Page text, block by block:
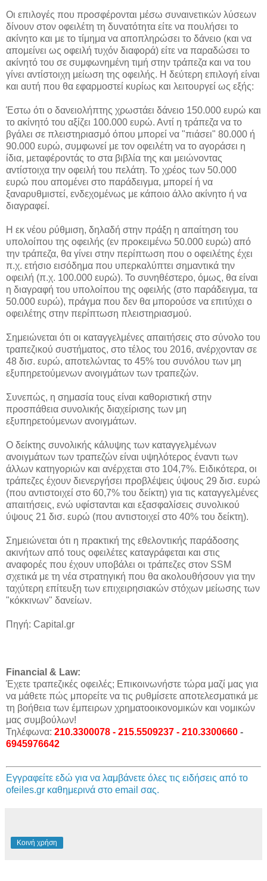
Οι επιλογές που προσφέρονται μέσω συναινετικών λύσεων
δίνουν στον οφειλέτη τη δυνατότητα είτε να πουλήσει το
ακίνητο και με το τίμημα να αποπληρώσει το δάνειο (και να
απομείνει ως οφειλή τυχόν διαφορά) είτε να παραδώσει το
ακίνητό του σε συμφωνημένη τιμή στην τράπεζα και να του
γίνει αντίστοιχη μείωση της οφειλής. Η δεύτερη επιλογή είναι
και αυτή που θα εφαρμοστεί κυρίως και λειτουργεί ως εξής:
Έστω ότι ο δανειολήπτης χρωστάει δάνειο 150.000 ευρώ και
το ακίνητό του αξίζει 100.000 ευρώ. Αντί η τράπεζα να το
βγάλει σε πλειστηριασμό όπου μπορεί να "πιάσει" 80.000 ή
90.000 ευρώ, συμφωνεί με τον οφειλέτη να το αγοράσει η
ίδια, μεταφέροντάς το στα βιβλία της και μειώνοντας
αντίστοιχα την οφειλή του πελάτη. Το χρέος των 50.000
ευρώ που απομένει στο παράδειγμα, μπορεί ή να
ξαναρυθμιστεί, ενδεχομένως με κάποιο άλλο ακίνητο ή να
διαγραφεί.
Η εκ νέου ρύθμιση, δηλαδή στην πράξη η απαίτηση του
υπολοίπου της οφειλής (εν προκειμένω 50.000 ευρώ) από
την τράπεζα, θα γίνει στην περίπτωση που ο οφειλέτης έχει
π.χ. ετήσιο εισόδημα που υπερκαλύπτει σημαντικά την
οφειλή (π.χ. 100.000 ευρώ). Το συνηθέστερο, όμως, θα είναι
η διαγραφή του υπολοίπου της οφειλής (στο παράδειγμα, τα
50.000 ευρώ), πράγμα που δεν θα μπορούσε να επιτύχει ο
οφειλέτης στην περίπτωση πλειστηριασμού.
Σημειώνεται ότι οι καταγγελμένες απαιτήσεις στο σύνολο του
τραπεζικού συστήματος, στο τέλος του 2016, ανέρχονταν σε
48 δισ. ευρώ, αποτελώντας το 45% του συνόλου των μη
εξυπηρετούμενων ανοιγμάτων των τραπεζών.
Συνεπώς, η σημασία τους είναι καθοριστική στην
προσπάθεια συνολικής διαχείρισης των μη
εξυπηρετούμενων ανοιγμάτων.
Ο δείκτης συνολικής κάλυψης των καταγγελμένων
ανοιγμάτων των τραπεζών είναι υψηλότερος έναντι των
άλλων κατηγοριών και ανέρχεται στο 104,7%. Ειδικότερα, οι
τράπεζες έχουν διενεργήσει προβλέψεις ύψους 29 δισ. ευρώ
(που αντιστοιχεί στο 60,7% του δείκτη) για τις καταγγελμένες
απαιτήσεις, ενώ υφίστανται και εξασφαλίσεις συνολικού
ύψους 21 δισ. ευρώ (που αντιστοιχεί στο 40% του δείκτη).
Σημειώνεται ότι η πρακτική της εθελοντικής παράδοσης
ακινήτων από τους οφειλέτες καταγράφεται και στις
αναφορές που έχουν υποβάλει οι τράπεζες στον SSM
σχετικά με τη νέα στρατηγική που θα ακολουθήσουν για την
ταχύτερη επίτευξη των επιχειρησιακών στόχων μείωσης των
"κόκκινων" δανείων.
Πηγή: Capital.gr
Financial & Law:
Έχετε τραπεζικές οφειλές; Επικοινωνήστε τώρα μαζί μας για
να μάθετε πώς μπορείτε να τις ρυθμίσετε αποτελεσματικά με
τη βοήθεια των έμπειρων χρηματοοικονομικών και νομικών
μας συμβούλων!
Τηλέφωνα: 210.3300078 - 215.5509237 - 210.3300660 -
6945976642
Εγγραφείτε εδώ για να λαμβάνετε όλες τις ειδήσεις από το
ofeiles.gr καθημερινά στο email σας.
Κοινή χρήση